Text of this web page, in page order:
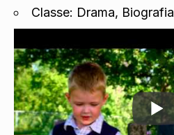
Classe: Drama, Biografia